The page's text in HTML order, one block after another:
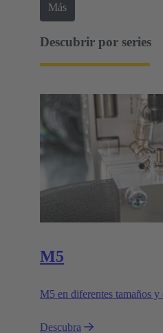
Más
Descubrir por series
M5
M5 en diferentes tamaños
Descubra